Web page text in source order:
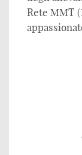
Rete MMT